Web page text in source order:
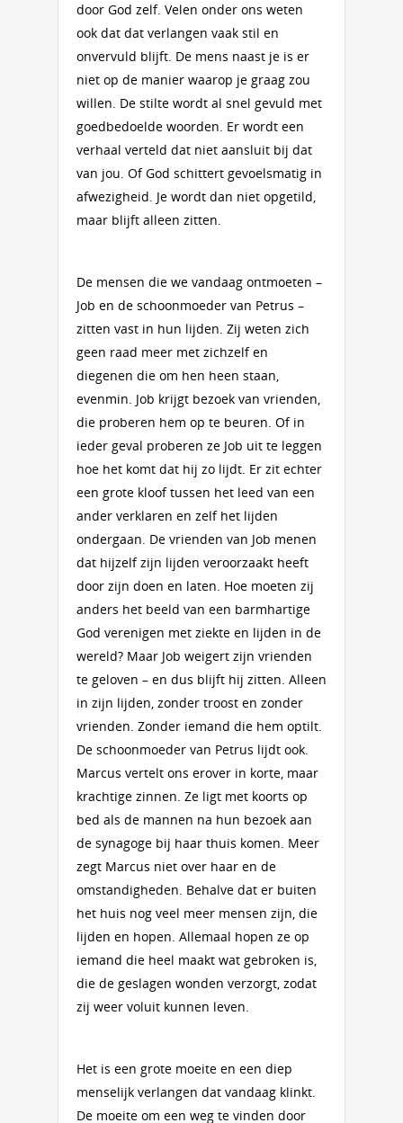
door God zelf. Velen onder ons weten
ook dat dat verlangen vaak stil en
onvervuld blijft. De mens naast je is er
niet op de manier waarop je graag zou
willen. De stilte wordt al snel gevuld met
goedbedoelde woorden. Er wordt een
verhaal verteld dat niet aansluit bij dat
van jou. Of God schittert gevoelsmatig in
afwezigheid. Je wordt dan niet opgetild,
maar blijft alleen zitten.
De mensen die we vandaag ontmoeten –
Job en de schoonmoeder van Petrus –
zitten vast in hun lijden. Zij weten zich
geen raad meer met zichzelf en
diegenen die om hen heen staan,
evenmin. Job krijgt bezoek van vrienden,
die proberen hem op te beuren. Of in
ieder geval proberen ze Job uit te leggen
hoe het komt dat hij zo lijdt. Er zit echter
een grote kloof tussen het leed van een
ander verklaren en zelf het lijden
ondergaan. De vrienden van Job menen
dat hijzelf zijn lijden veroorzaakt heeft
door zijn doen en laten. Hoe moeten zij
anders het beeld van een barmhartige
God verenigen met ziekte en lijden in de
wereld? Maar Job weigert zijn vrienden
te geloven – en dus blijft hij zitten. Alleen
in zijn lijden, zonder troost en zonder
vrienden. Zonder iemand die hem optilt.
De schoonmoeder van Petrus lijdt ook.
Marcus vertelt ons erover in korte, maar
krachtige zinnen. Ze ligt met koorts op
bed als de mannen na hun bezoek aan
de synagoge bij haar thuis komen. Meer
zegt Marcus niet over haar en de
omstandigheden. Behalve dat er buiten
het huis nog veel meer mensen zijn, die
lijden en hopen. Allemaal hopen ze op
iemand die heel maakt wat gebroken is,
die de geslagen wonden verzorgt, zodat
zij weer voluit kunnen leven.
Het is een grote moeite en een diep
menselijk verlangen dat vandaag klinkt.
De moeite om een weg te vinden door